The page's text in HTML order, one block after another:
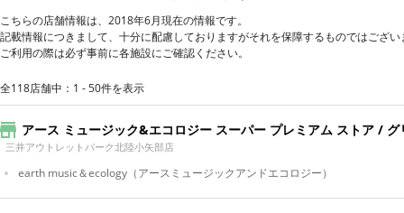
こちらの店舗情報は、2018年6月現在の情報です。
記載情報につきまして、十分に配慮しておりますがそれを保障するものではござい
ご利用の際は必ず事前に各施設にご確認ください。
全118店舗中：1 - 50件を表示
アース ミュージック&エコロジー スーパー プレミアム ストア /
三井アウトレットパーク北陸小矢部店
earth music＆ecology （アースミュージックアンドエコロジー）